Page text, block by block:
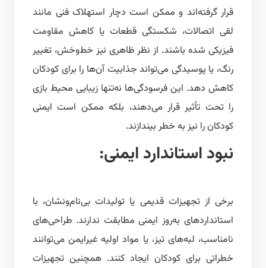
قرار گرفته‌اند و ممکن است دچار استهلاک فنی مانند
لقی اتصالات، شکستگی قطعات یا کاهش مقاومت
فیزیکی شده باشند. از نظر ظاهری نیز خط‌وخش، تغییر
رنگ، یا پوسیدگی می‌تواند جذابیت آن‌ها را برای کودکان
کاهش دهد. این فرسودگی‌ها نه‌تنها زیبایی محیط بازی
را تحت تأثیر قرار می‌دهند، بلکه ممکن است ایمنی
کودکان را نیز به خطر بیندازند.
نبود استاندارد ایمنی:
برخی از تجهیزات قدیمی یا تولیدات بی‌نام‌ونشان، با
استانداردهای به‌روز ایمنی مطابقت ندارند. طراحی‌های
نامناسب، لبه‌های تیز، یا مواد اولیه غیرایمن می‌توانند
خطراتی برای کودکان ایجاد کنند. همچنین تجهیزات